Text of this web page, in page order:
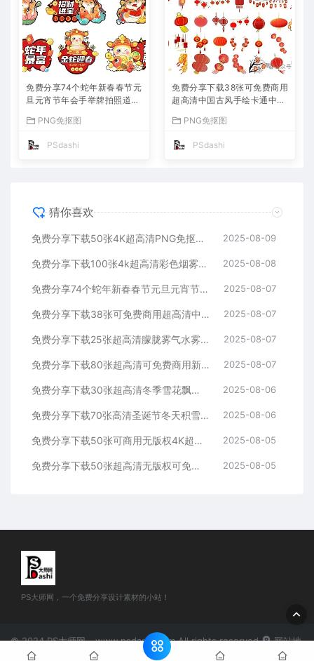
免费分享74个蛇年新春春节元
旦元宵节年会手举牌拍照道具
师网KT板派对手持集市氛围
PNG免抠图
PSdashi
免费分享下载38张可免费商用
超高清中国古风手绘卡通中式
免抠扣图片素材春节元宵节P
PNG免抠图
PSdashi
猜你喜欢
免费分享下载50张4K超高清PNG免抠可爱猫咪猫猫图片素材图案库店广告宣传设计师大全宠物动物狸花山猫喵星人绿幕绘画头像PS大师网 2025-08-09
免费分享下载100张4k超高清彩色烟雾消散PNG免抠图海报模板可免费商用透明图片元素烟气免扣背景PS大师网平面设计素材库特效大全 2025-08-08
免费分享74个蛇年新春春节元旦元宵节年会手举牌拍照道具模板PSD设计宣传素材PS大师网KT板派对手持集市氛围装饰开门红聚会跨年 2025-08-07
免费分享下载38张可免费商用超高清中国古风手绘卡通中式元素传统复古红灯笼装饰PNG免抠扣图片素材春节元宵节PS大师网海报设计模板 2025-08-07
免费分享下载25张超高清朦胧雾气水雾白色云雾光影叠层溶图PS摄影后期效果图片素材海报宣传模板公司朋友圈平面设计PNG写真特效场景 2025-08-07
免费分享下载80张超高清可免费商用新年春节元旦快乐艺术字体PNG免扣抠图片素材恭贺新春毛笔字体中国风元素海报背景贴纸图片设计模板 2025-08-07
免费分享下载30张超高清冬季雪花飘落PNG免抠图片素材圣诞节春节特效后期合成叠加免扣冬日雪景海报透明PS大师网站大雪宣传设计模板 2025-08-06
免费分享下载70张高清圣诞节冬天积雪冰雪堆柱框块地冰霜边框动画卡通PNG免抠图片透明素材库海报模板宣传页设计插画绘画PS大师网 2025-08-06
免费分享下载50张可商用无版权4K超高清后期合成特效看黑白老电视边框显示器复古怀旧PNG免抠图片素材PS大师网平面设计短视频背景 2025-08-05
免费分享下载50张超高清无版权可免费商用PNG免抠图片女士女人女生女性发型头发假发素材PS大师网影楼摄影后期特效P图双马尾合集 2025-08-05
PS大师网，一个免费分享设计素材的小站！
© 2024 PS大师网 - www.psdashi.com All rights reserved
网站地
豫公网安备41110002000302号 豫ICP备2024047263号-1